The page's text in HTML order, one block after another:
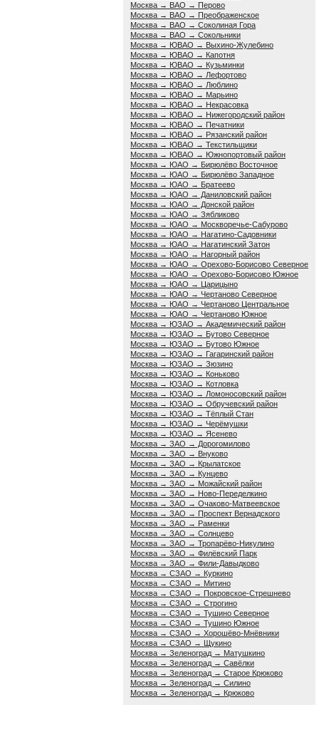
Москва → ВАО → Перово
Москва → ВАО → Преображенское
Москва → ВАО → Соколиная Гора
Москва → ВАО → Сокольники
Москва → ЮВАО → Выхино-Жулебино
Москва → ЮВАО → Капотня
Москва → ЮВАО → Кузьминки
Москва → ЮВАО → Лефортово
Москва → ЮВАО → Люблино
Москва → ЮВАО → Марьино
Москва → ЮВАО → Некрасовка
Москва → ЮВАО → Нижегородский район
Москва → ЮВАО → Печатники
Москва → ЮВАО → Рязанский район
Москва → ЮВАО → Текстильщики
Москва → ЮВАО → Южнопортовый район
Москва → ЮАО → Бирюлёво Восточное
Москва → ЮАО → Бирюлёво Западное
Москва → ЮАО → Братеево
Москва → ЮАО → Даниловский район
Москва → ЮАО → Донской район
Москва → ЮАО → Зябликово
Москва → ЮАО → Москворечье-Сабурово
Москва → ЮАО → Нагатино-Садовники
Москва → ЮАО → Нагатинский Затон
Москва → ЮАО → Нагорный район
Москва → ЮАО → Орехово-Борисово Северное
Москва → ЮАО → Орехово-Борисово Южное
Москва → ЮАО → Царицыно
Москва → ЮАО → Чертаново Северное
Москва → ЮАО → Чертаново Центральное
Москва → ЮАО → Чертаново Южное
Москва → ЮЗАО → Академический район
Москва → ЮЗАО → Бутово Северное
Москва → ЮЗАО → Бутово Южное
Москва → ЮЗАО → Гагаринский район
Москва → ЮЗАО → Зюзино
Москва → ЮЗАО → Коньково
Москва → ЮЗАО → Котловка
Москва → ЮЗАО → Ломоносовский район
Москва → ЮЗАО → Обручевский район
Москва → ЮЗАО → Тёплый Стан
Москва → ЮЗАО → Черёмушки
Москва → ЮЗАО → Ясенево
Москва → ЗАО → Дорогомилово
Москва → ЗАО → Внуково
Москва → ЗАО → Крылатское
Москва → ЗАО → Кунцево
Москва → ЗАО → Можайский район
Москва → ЗАО → Ново-Переделкино
Москва → ЗАО → Очаково-Матвеевское
Москва → ЗАО → Проспект Вернадского
Москва → ЗАО → Раменки
Москва → ЗАО → Солнцево
Москва → ЗАО → Тропарёво-Никулино
Москва → ЗАО → Филёвский Парк
Москва → ЗАО → Фили-Давыдково
Москва → СЗАО → Куркино
Москва → СЗАО → Митино
Москва → СЗАО → Покровское-Стрешнево
Москва → СЗАО → Строгино
Москва → СЗАО → Тушино Северное
Москва → СЗАО → Тушино Южное
Москва → СЗАО → Хорошёво-Мнёвники
Москва → СЗАО → Щукино
Москва → Зеленоград → Матушкино
Москва → Зеленоград → Савёлки
Москва → Зеленоград → Старое Крюково
Москва → Зеленоград → Силино
Москва → Зеленоград → Крюково